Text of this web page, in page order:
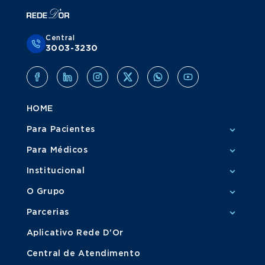
Central
3003-3230
HOME
Para Pacientes
Para Médicos
Institucional
O Grupo
Parcerias
Aplicativo Rede D'Or
Central de Atendimento